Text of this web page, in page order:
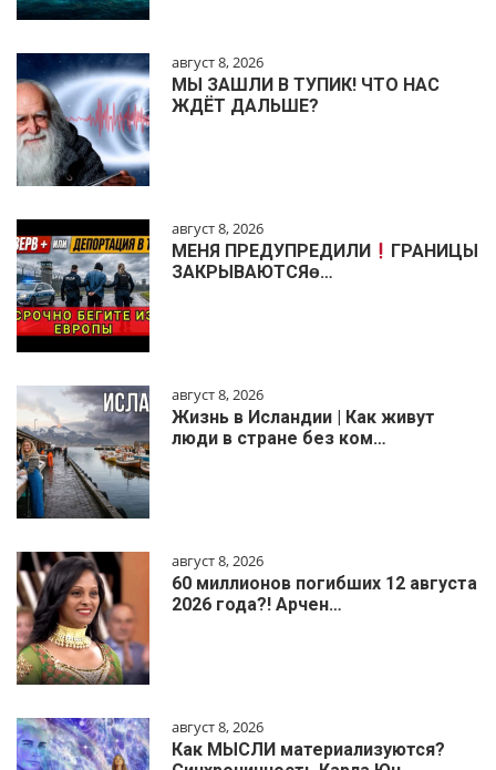
август 8, 2026
МЫ ЗАШЛИ В ТУПИК! ЧТО НАС
ЖДЁТ ДАЛЬШЕ?
август 8, 2026
МЕНЯ ПРЕДУПРЕДИЛИ
ГРАНИЦЫ
ЗАКРЫВАЮТСЯɵ…
август 8, 2026
Жизнь в Исландии | Как живут
люди в стране без ком…
август 8, 2026
60 миллионов погибших 12 августа
2026 года?! Арчен…
август 8, 2026
Как МЫСЛИ материализуются?